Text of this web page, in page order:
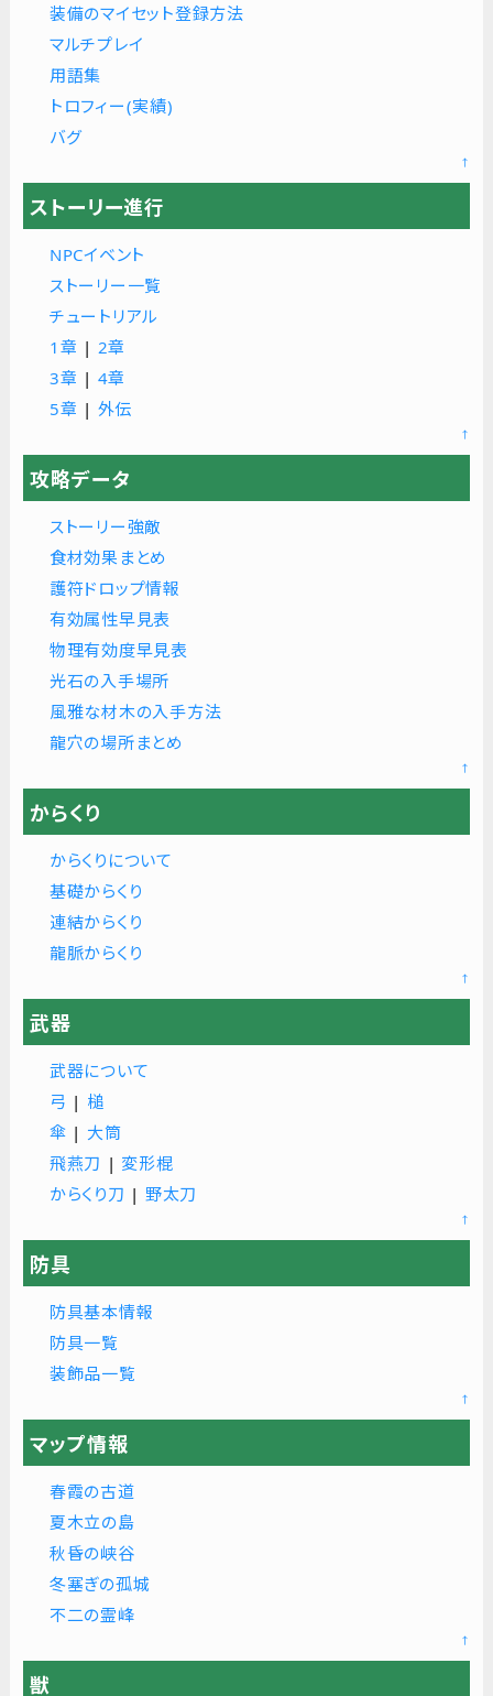
装備のマイセット登録方法
マルチプレイ
用語集
トロフィー(実績)
バグ
↑
ストーリー進行
NPCイベント
ストーリー一覧
チュートリアル
1章 | 2章
3章 | 4章
5章 | 外伝
↑
攻略データ
ストーリー強敵
食材効果まとめ
護符ドロップ情報
有効属性早見表
物理有効度早見表
光石の入手場所
風雅な材木の入手方法
龍穴の場所まとめ
↑
からくり
からくりについて
基礎からくり
連結からくり
龍脈からくり
↑
武器
武器について
弓 | 槌
傘 | 大筒
飛燕刀 | 変形棍
からくり刀 | 野太刀
↑
防具
防具基本情報
防具一覧
装飾品一覧
↑
マップ情報
春霞の古道
夏木立の島
秋昏の峡谷
冬塞ぎの孤城
不二の霊峰
↑
獣